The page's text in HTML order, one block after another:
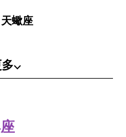
天蠍座
⌵